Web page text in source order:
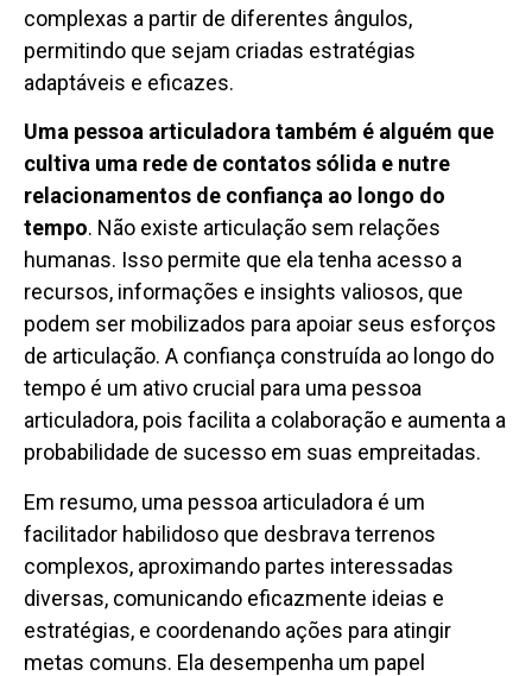
complexas a partir de diferentes ângulos,
permitindo que sejam criadas estratégias
adaptáveis e eficazes.
Uma pessoa articuladora também é alguém que
cultiva uma rede de contatos sólida e nutre
relacionamentos de confiança ao longo do
tempo. Não existe articulação sem relações
humanas. Isso permite que ela tenha acesso a
recursos, informações e insights valiosos, que
podem ser mobilizados para apoiar seus esforços
de articulação. A confiança construída ao longo do
tempo é um ativo crucial para uma pessoa
articuladora, pois facilita a colaboração e aumenta a
probabilidade de sucesso em suas empreitadas.
Em resumo, uma pessoa articuladora é um
facilitador habilidoso que desbrava terrenos
complexos, aproximando partes interessadas
diversas, comunicando eficazmente ideias e
estratégias, e coordenando ações para atingir
metas comuns. Ela desempenha um papel